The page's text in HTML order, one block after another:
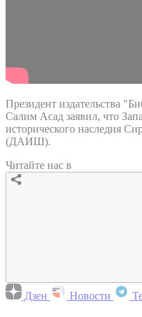
Президент издательства
Салим Асад заявил, что
исторического наследия
(ДАИШ).
Читайте нас в
Дзен Новости